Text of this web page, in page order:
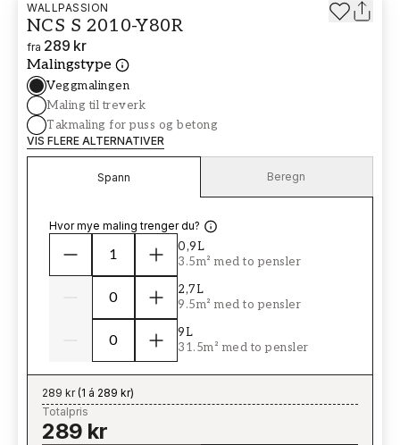
WALLPASSION
NCS S 2010-Y80R
fra 289 kr
Malingstype
Veggmalingen
Maling til treverk
Takmaling for puss og betong
VIS FLERE ALTERNATIVER
Spann Beregn
Hvor mye maling trenger du?
0,9L
3.5m² med to pensler
2,7L
9.5m² med to pensler
9L
31.5m² med to pensler
289 kr(1 á 289 kr)
Totalpris
289 kr